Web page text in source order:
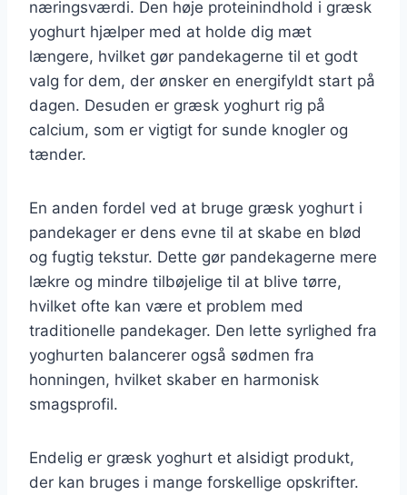
næringsværdi. Den høje proteinindhold i græsk
yoghurt hjælper med at holde dig mæt
længere, hvilket gør pandekagerne til et godt
valg for dem, der ønsker en energifyldt start på
dagen. Desuden er græsk yoghurt rig på
calcium, som er vigtigt for sunde knogler og
tænder.
En anden fordel ved at bruge græsk yoghurt i
pandekager er dens evne til at skabe en blød
og fugtig tekstur. Dette gør pandekagerne mere
lækre og mindre tilbøjelige til at blive tørre,
hvilket ofte kan være et problem med
traditionelle pandekager. Den lette syrlighed fra
yoghurten balancerer også sødmen fra
honningen, hvilket skaber en harmonisk
smagsprofil.
Endelig er græsk yoghurt et alsidigt produkt,
der kan bruges i mange forskellige opskrifter.